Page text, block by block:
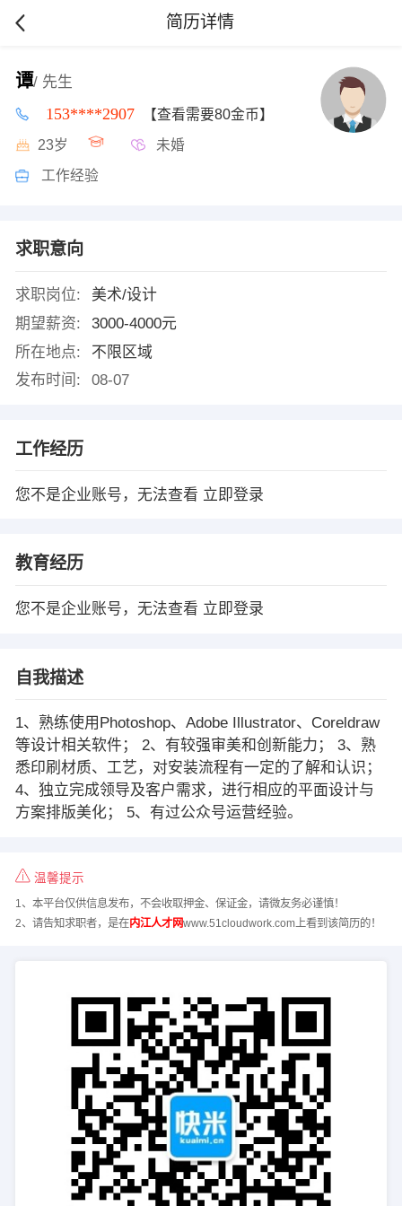
简历详情
谭/ 先生
153****2907 【查看需要80金币】
23岁 未婚
工作经验
求职意向
求职岗位:
美术/设计
期望薪资:
3000-4000元
所在地点:
不限区域
发布时间:
08-07
工作经历
您不是企业账号，无法查看 立即登录
教育经历
您不是企业账号，无法查看 立即登录
自我描述
1、熟练使用Photoshop、Adobe Illustrator、Coreldraw
等设计相关软件； 2、有较强审美和创新能力； 3、熟
悉印刷材质、工艺，对安装流程有一定的了解和认识；
4、独立完成领导及客户需求，进行相应的平面设计与
方案排版美化； 5、有过公众号运营经验。
温馨提示
1、本平台仅供信息发布，不会收取押金、保证金，请微友务必谨慎！
2、请告知求职者，是在内江人才网www.51cloudwork.com上看到该简历的！